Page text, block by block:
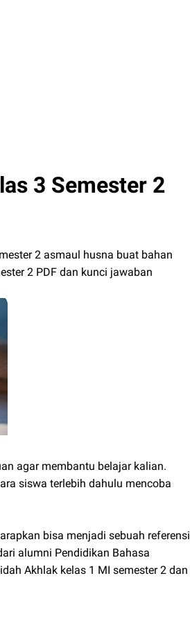
3 Semester 2
2 asmaul husna buat bahan
2 PDF dan kunci jawaban
agar membantu belajar kalian.
siswa terlebih dahulu mencoba
bisa menjadi sebuah referensi
alumni Pendidikan Bahasa
Akhlak kelas 1 MI semester 2 dan